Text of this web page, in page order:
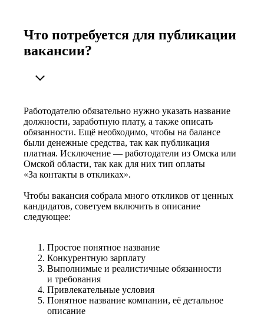
Что потребуется для публикации
вакансии?
Работодателю обязательно нужно указать название
должности, заработную плату, а также описать
обязанности. Ещё необходимо, чтобы на балансе
были денежные средства, так как публикация
платная. Исключение — работодатели из Омска или
Омской области, так как для них тип оплаты
«За контакты в откликах».
Чтобы вакансия собрала много откликов от ценных
кандидатов, советуем включить в описание
следующее:
Простое понятное название
Конкурентную зарплату
Выполнимые и реалистичные обязанности
и требования
Привлекательные условия
Понятное название компании, её детальное
описание